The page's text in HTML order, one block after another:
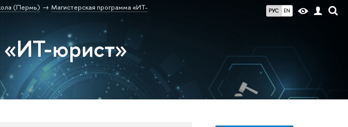
РУС EN
(Пермь)
Магистерская программа «ИТ-
«ИТ-юрист»